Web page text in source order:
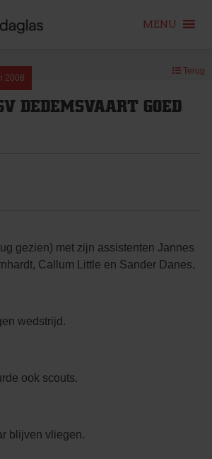
MENU
2008
Terug
DEDEMSVAART GOED
gezien) met zijn assistenten Jannes
Callum Little en Sander Danes.
wedstrijd.
ook scouts.
blijven vliegen.